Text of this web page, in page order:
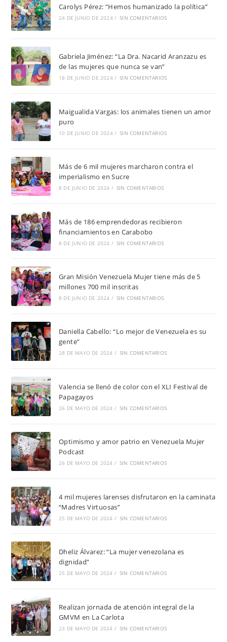
Carolys Pérez: “Hemos humanizado la política”
24 DE JUNIO DE 2024 / SIN COMENTARIOS
Gabriela Jiménez: “La Dra. Nacarid Aranzazu es
de las mujeres que nunca se van”
18 DE JUNIO DE 2024 / SIN COMENTARIOS
Maigualida Vargas: los animales tienen un amor
puro
10 DE JUNIO DE 2024 / SIN COMENTARIOS
Más de 6 mil mujeres marcharon contra el
imperialismo en Sucre
8 DE JUNIO DE 2024 / SIN COMENTARIOS
Más de 186 emprendedoras recibieron
financiamientos en Carabobo
8 DE JUNIO DE 2024 / SIN COMENTARIOS
Gran Misión Venezuela Mujer tiene más de 5
millones 700 mil inscritas
8 DE JUNIO DE 2024 / SIN COMENTARIOS
Daniella Cabello: “Lo mejor de Venezuela es su
gente”
28 DE MAYO DE 2024 / SIN COMENTARIOS
Valencia se llenó de color con el XLI Festival de
Papagayos
26 DE MAYO DE 2024 / SIN COMENTARIOS
Optimismo y amor patrio en Venezuela Mujer
Podcast
26 DE MAYO DE 2024 / SIN COMENTARIOS
4 mil mujeres larenses disfrutaron en la caminata
“Madres Virtuosas”
25 DE MAYO DE 2024 / SIN COMENTARIOS
Dheliz Álvarez: “La mujer venezolana es
dignidad”
25 DE MAYO DE 2024 / SIN COMENTARIOS
Realizan jornada de atención integral de la
GMVM en La Carlota
23 DE MAYO DE 2024 / SIN COMENTARIOS